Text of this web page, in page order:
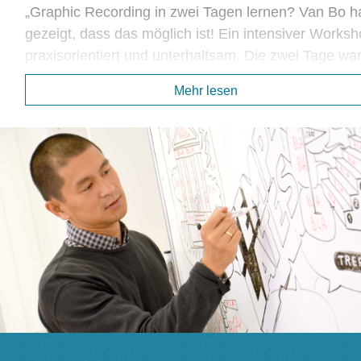
Mehr lesen
„Graphic Recording in zwei Tagen lernen? Van Bo
gezeigt, dass das möglich ist! Ein intensiver
praxisorientiert und unterhaltsam. Die zwei Tage
super strukturiert. Absolut inspirierend!“ (Christiane
Teilnehmerin Intensivseminar)
Die Theorie
- Grundlagen des Graphic Recording
- Beispiele und Anwendungen
- Schlüsselinformationen definieren und darstellen
- Hierarchisierung der Informationen
- Einsatz von Symbolen und Metaphern
- Material, Ausstattung
Die Praxis
- Grundlagen, Ideensammlung, Recherche,